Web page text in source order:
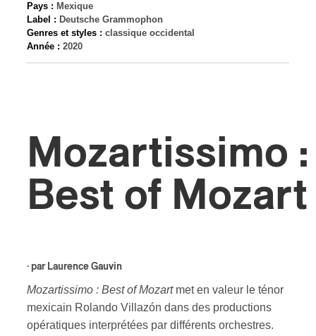
Pays : Mexique
Label : Deutsche Grammophon
Genres et styles : classique occidental
Année : 2020
Mozartissimo :
Best of Mozart
· par Laurence Gauvin
Mozartissimo : Best of Mozartmet en valeur le ténor
mexicain Rolando Villazón dans des productions
opératiques interprétées par différents orchestres.